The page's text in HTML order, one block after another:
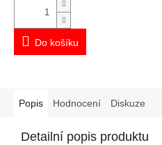
Do košíku
Popis Hodnocení Diskuze
Detailní popis produktu